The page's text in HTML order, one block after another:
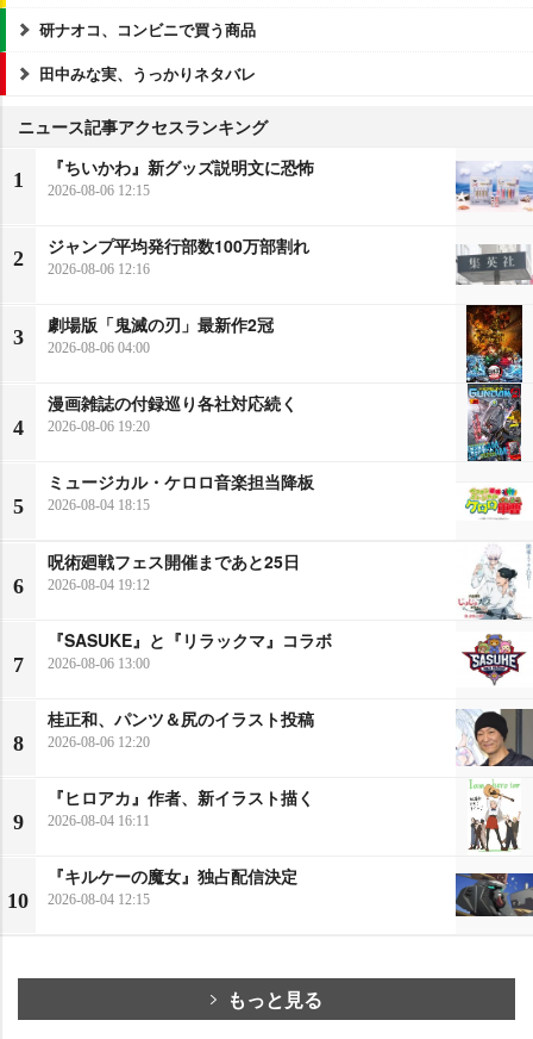
研ナオコ、コンビニで買う商品
田中みな実、うっかりネタバレ
ニュース記事アクセスランキング
1
『ちいかわ』新グッズ説明文に恐怖
2026-08-06 12:15
2
ジャンプ平均発行部数100万部割れ
2026-08-06 12:16
3
劇場版「鬼滅の刃」最新作2冠
2026-08-06 04:00
4
漫画雑誌の付録巡り各社対応続く
2026-08-06 19:20
5
ミュージカル・ケロロ音楽担当降板
2026-08-04 18:15
6
呪術廻戦フェス開催まであと25日
2026-08-04 19:12
7
『SASUKE』と『リラックマ』コラボ
2026-08-06 13:00
8
桂正和、パンツ＆尻のイラスト投稿
2026-08-06 12:20
9
『ヒロアカ』作者、新イラスト描く
2026-08-04 16:11
10
『キルケーの魔女』独占配信決定
2026-08-04 12:15
もっと見る